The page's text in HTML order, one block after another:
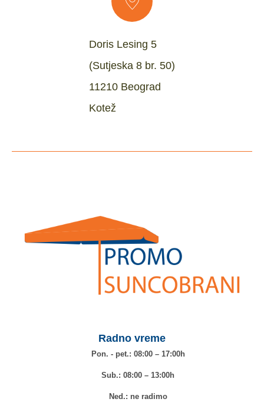
Doris Lesing 5
(Sutjeska 8 br. 50)
11210 Beograd
Kotež
Radno vreme
Pon. - pet.: 08:00 – 17:00h
Sub.: 08:00 – 13:00h
Ned.: ne radimo